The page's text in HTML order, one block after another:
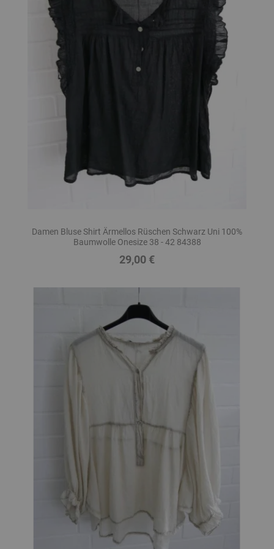
Damen Bluse Shirt Ärmellos Rüschen Schwarz Uni 100%
Baumwolle Onesize 38 - 42 84388
Preis
29,00 €